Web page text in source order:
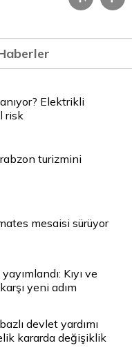
Elektrikli
risk
turizmini
mesaisi sürüyor
Kıyı ve
yeni adım
devlet yardımı
kararda değişiklik